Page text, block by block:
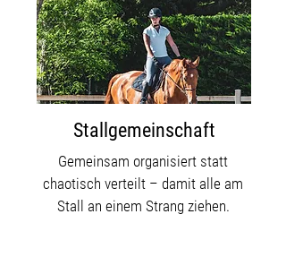
Stallgemeinschaft
​Gemeinsam organisiert statt
chaotisch verteilt – damit alle am
Stall an einem Strang ziehen.